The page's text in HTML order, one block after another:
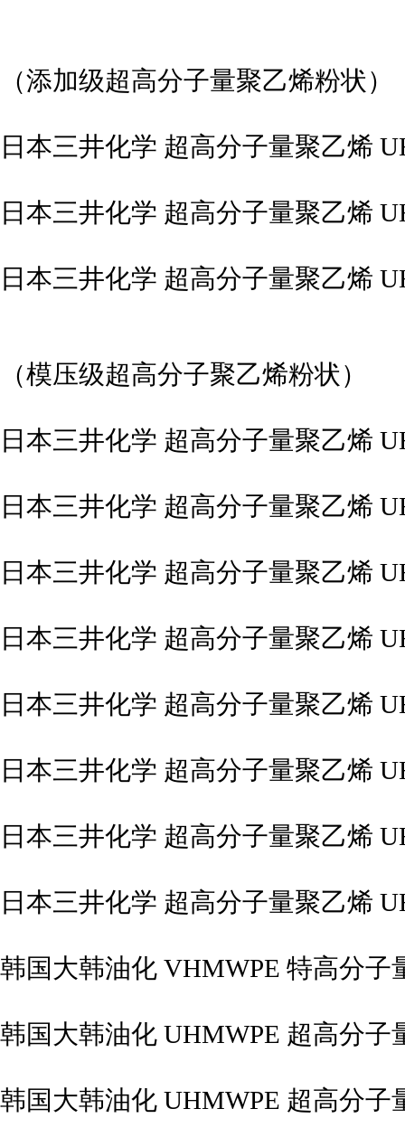
（添加级超高分子量聚乙烯粉状）
日本三井化学 超高分子量聚乙烯
日本三井化学 超高分子量聚乙烯
日本三井化学 超高分子量聚乙烯
（模压级超高分子聚乙烯粉状）
日本三井化学 超高分子量聚乙烯
日本三井化学 超高分子量聚乙烯
日本三井化学 超高分子量聚乙烯
日本三井化学 超高分子量聚乙烯
日本三井化学 超高分子量聚乙烯
日本三井化学 超高分子量聚乙烯
日本三井化学 超高分子量聚乙烯
日本三井化学 超高分子量聚乙烯
韩国大韩油化 VHMWPE 特高分子
韩国大韩油化 UHMWPE 超高分子
韩国大韩油化 UHMWPE 超高分子